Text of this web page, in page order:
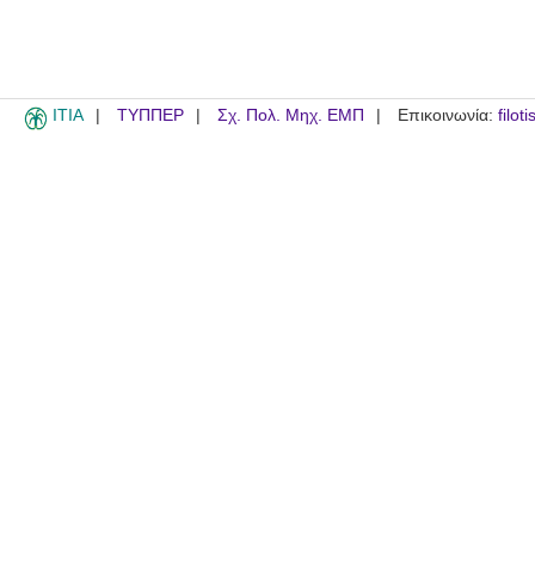
ITIA ΤΥΠΠΕΡ Σχ. Πολ. Μηχ. ΕΜΠ Επικοινωνία: